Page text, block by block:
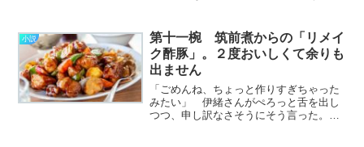
が、お赤飯にゴマ塩。 コンビでいえば
トムとジェリーとかボニーと
ク………………～続きを読む～
小説
第十一椀 筑前煮からの「リメイ
ク酢豚」。２度おいしくて余りも
出ません
「ごめんね、ちょっと作りすぎちゃった
みたい」 伊緒さんがぺろっと舌を出し
つつ、申し訳なさそうにそう言った。